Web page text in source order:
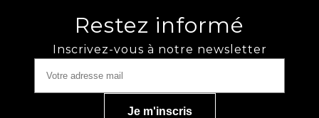
Restez informé
Inscrivez-vous à notre newsletter